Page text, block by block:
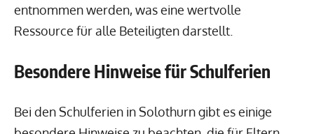
entnommen werden, was eine wertvolle
Ressource für alle Beteiligten darstellt.
Besondere Hinweise für Schulferien
Bei den Schulferien in Solothurn gibt es einige